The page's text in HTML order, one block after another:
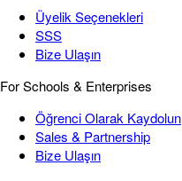
Üyelik Seçenekleri
SSS
Bize Ulaşın
For Schools & Enterprises
Öğrenci Olarak Kaydolun
Sales & Partnership
Bize Ulaşın